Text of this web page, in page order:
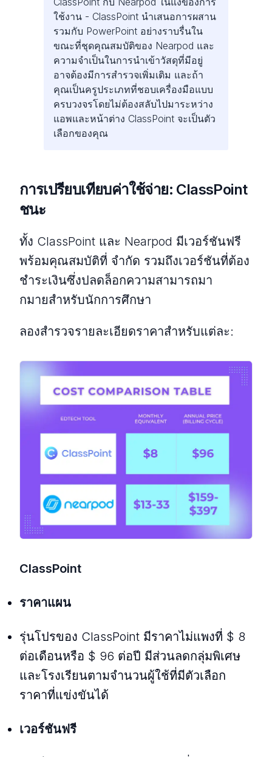
ใช้งาน - ClassPoint นําเสนอการผสาน
รวมกับ PowerPoint อย่างราบรื่นใน
ขณะที่ชุดคุณสมบัติของ Nearpod และ
ความจําเป็นในการนําเข้าวัสดุที่มีอยู่
อาจต้องมีการสํารวจเพิ่มเติม และถ้า
คุณเป็นครูประเภทที่ชอบเครื่องมือแบบ
ครบวงจรโดยไม่ต้องสลับไปมาระหว่าง
แอพและหน้าต่าง ClassPoint จะเป็นตัว
เลือกของคุณ
การเปรียบเทียบค่าใช้จ่าย: ClassPoint
ชนะ
ทั้ง ClassPoint และ Nearpod มีเวอร์ชันฟรี
พร้อมคุณสมบัติที่ จํากัด รวมถึงเวอร์ชันที่ต้อง
ชําระเงินซึ่งปลดล็อกความสามารถมา
กมายสําหรับนักการศึกษา
ลองสํารวจรายละเอียดราคาสําหรับแต่ละ:
ClassPoint
ราคาแผน
รุ่นโปรของ ClassPoint มีราคาไม่แพงที่ $ 8
ต่อเดือนหรือ $ 96 ต่อปี มีส่วนลดกลุ่มพิเศษ
และโรงเรียนตามจํานวนผู้ใช้ที่มีตัวเลือก
ราคาที่แข่งขันได้
เวอร์ชันฟรี